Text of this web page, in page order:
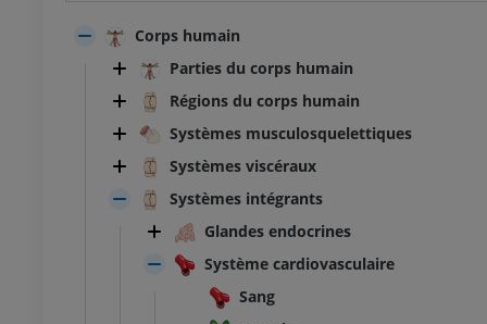
Corps humain
Parties du corps humain
Régions du corps humain
Systèmes musculosquelettiques
Systèmes viscéraux
Systèmes intégrants
Glandes endocrines
Système cardiovasculaire
Sang